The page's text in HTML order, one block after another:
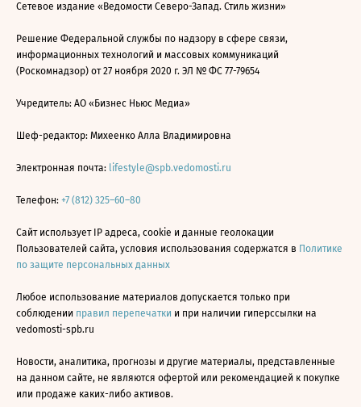
Сетевое издание «Ведомости Северо-Запад. Стиль жизни»
Решение Федеральной службы по надзору в сфере связи,
информационных технологий и массовых коммуникаций
(Роскомнадзор) от 27 ноября 2020 г. ЭЛ № ФС 77-79654
Учредитель: АО «Бизнес Ньюс Медиа»
Шеф-редактор: Михеенко Алла Владимировна
Электронная почта: lifestyle@spb.vedomosti.ru
Телефон: +7 (812) 325–60–80
Сайт использует IP адреса, cookie и данные геолокации
Пользователей сайта, условия использования содержатся в Политике
по защите персональных данных
Любое использование материалов допускается только при
соблюдении правил перепечатки и при наличии гиперссылки на
vedomosti-spb.ru
Новости, аналитика, прогнозы и другие материалы, представленные
на данном сайте, не являются офертой или рекомендацией к покупке
или продаже каких-либо активов.